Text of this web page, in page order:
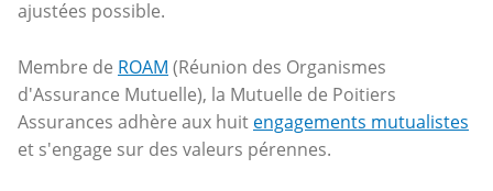
ajustées possible.
Membre de ROAM (Réunion des Organismes
d'Assurance Mutuelle), la Mutuelle de Poitiers
Assurances adhère aux huit engagements mutualistes
et s'engage sur des valeurs pérennes.